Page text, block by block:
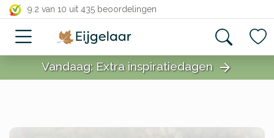
9.2 van 10 uit 435 beoordelingen
close
Vandaag: Extra inspiratiedagen arrow_forward